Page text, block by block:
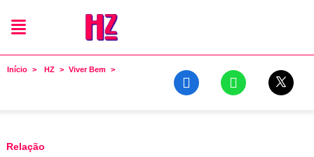
Início HZ Viver Bem
Relação